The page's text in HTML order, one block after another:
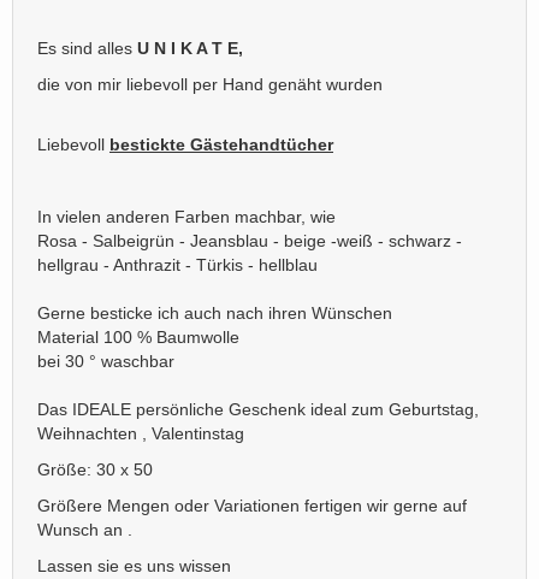
Es sind alles U N I K A T E,
die von mir liebevoll per Hand genäht wurden
Liebevoll bestickte Gästehandtücher
In vielen anderen Farben machbar, wie
Rosa - Salbeigrün - Jeansblau - beige -weiß - schwarz -
hellgrau - Anthrazit - Türkis - hellblau
Gerne besticke ich auch nach ihren Wünschen
Material 100 % Baumwolle
bei 30 ° waschbar
Das IDEALE persönliche Geschenk ideal zum Geburtstag,
Weihnachten , Valentinstag
Größe: 30 x 50
Größere Mengen oder Variationen fertigen wir gerne auf
Wunsch an .
Lassen sie es uns wissen